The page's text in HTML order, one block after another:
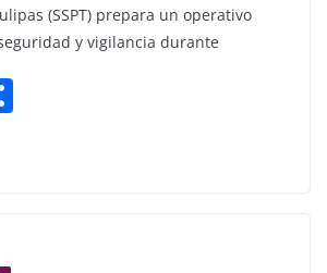
(SSPT) prepara un operativo
y vigilancia durante